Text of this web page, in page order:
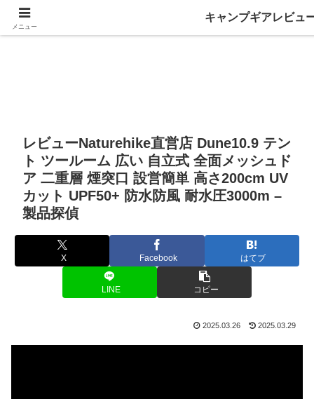
レビューNaturehike直営店 Dune10.9 テン
ト ツールーム 広い 自立式 全面メッシュド
ア 二重層 煙突口 設営簡単 高さ200cm UV
カット UPF50+ 防水防風 耐水圧3000m –
製品探偵
X Facebook はてブ
LINE コピー
2025.03.26 2025.03.29
メニュー
キャンプギアレビュ